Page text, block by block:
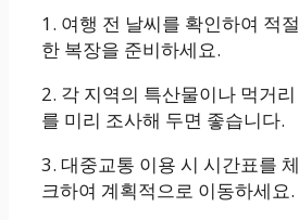
1. 여행 전 날씨를 확인하여 적절
한 복장을 준비하세요.
2. 각 지역의 특산물이나 먹거리
를 미리 조사해 두면 좋습니다.
3. 대중교통 이용 시 시간표를 체
크하여 계획적으로 이동하세요.